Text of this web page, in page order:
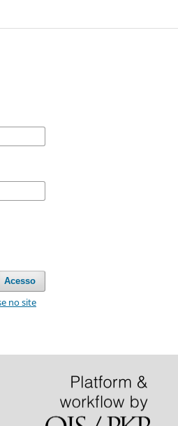
Acesso
no site